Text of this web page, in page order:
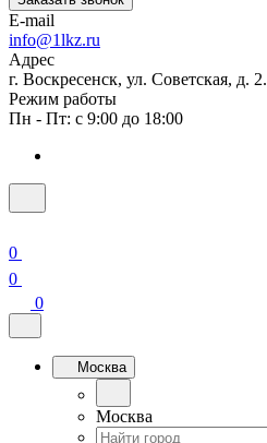
E-mail
info@1lkz.ru
Адрес
г. Воскресенск, ул. Советская, д. 2.
Режим работы
Пн - Пт: с 9:00 до 18:00
0
0
0
Москва
Москва